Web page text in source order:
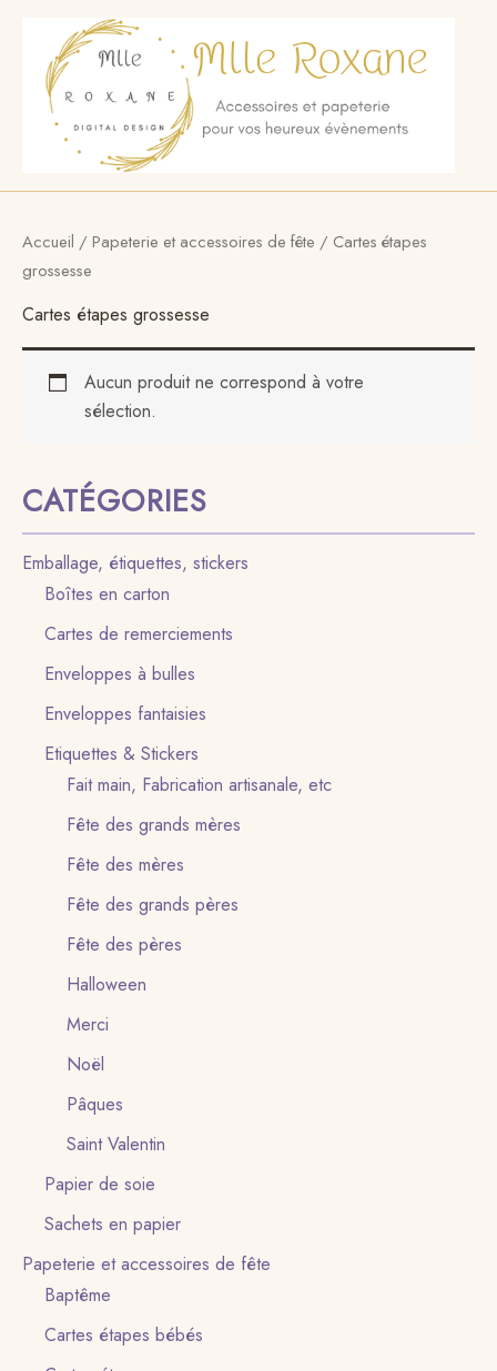
contenu
Accueil / Papeterie et accessoires de fête / Cartes étapes
grossesse
Cartes étapes grossesse
Aucun produit ne correspond à votre
sélection.
CATÉGORIES
Emballage, étiquettes, stickers
Boîtes en carton
Cartes de remerciements
Enveloppes à bulles
Enveloppes fantaisies
Etiquettes & Stickers
Fait main, Fabrication artisanale, etc
Fête des grands mères
Fête des mères
Fête des grands pères
Fête des pères
Halloween
Merci
Noël
Pâques
Saint Valentin
Papier de soie
Sachets en papier
Papeterie et accessoires de fête
Baptême
Cartes étapes bébés